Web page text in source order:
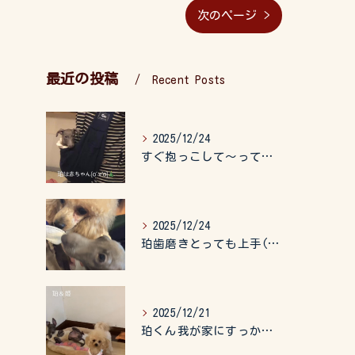
次のページ >
最近の投稿 Recent Posts
2025/12/24
すぐ抱っこして〜って言うので、抱っこ紐に入れてゆらゆら☺️
2025/12/24
珀歯磨きとっても上手(о´∀`о)
2025/12/21
珀くん我が家にすっかりなれて、キッズのお世話もしてくれて、今...